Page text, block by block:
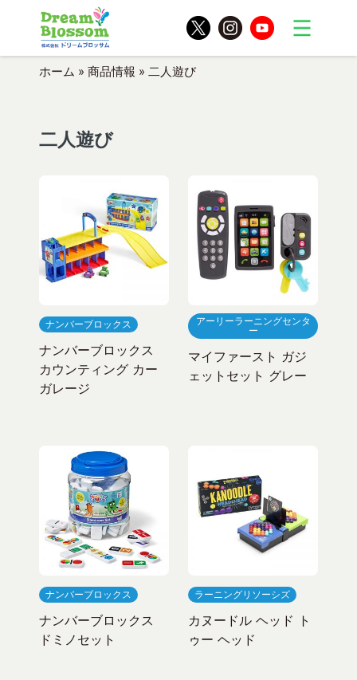
ホーム » 商品情報 » 二人遊び
二人遊び
ナンバーブロックス
ナンバーブロックス
カウンティング カー
ガレージ
アーリーラーニングセンタ
ー
マイファースト ガジ
ェットセット グレー
ナンバーブロックス
ナンバーブロックス
ドミノセット
ラーニングリソーシズ
カヌードル ヘッド ト
ゥー ヘッド